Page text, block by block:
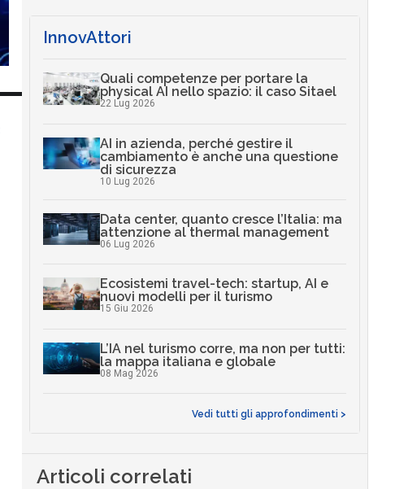
InnovAttori
Quali competenze per portare la
physical AI nello spazio: il caso Sitael
22 Lug 2026
AI in azienda, perché gestire il
cambiamento è anche una questione
di sicurezza
10 Lug 2026
Data center, quanto cresce l’Italia: ma
attenzione al thermal management
06 Lug 2026
Ecosistemi travel-tech: startup, AI e
nuovi modelli per il turismo
15 Giu 2026
L’IA nel turismo corre, ma non per tutti:
la mappa italiana e globale
08 Mag 2026
Vedi tutti gli approfondimenti >
Articoli correlati